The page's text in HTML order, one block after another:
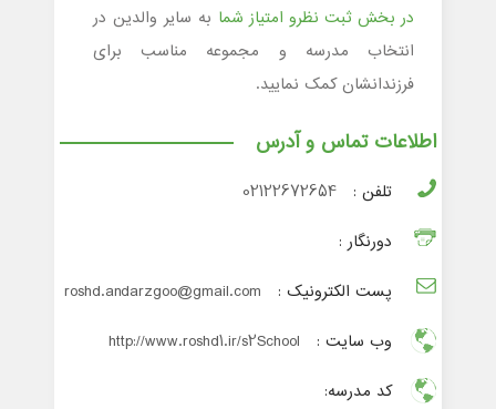
در بخش ثبت نظرو امتیاز شما به سایر والدین در
انتخاب مدرسه و مجموعه مناسب برای
فرزندانشان کمک نمایید.
اطلاعات تماس و آدرس
تلفن :
02122672654
دورنگار :
پست الکترونیک :
roshd.andarzgoo@gmail.com
وب سایت :
http://www.roshd1.ir/s2School
کد مدرسه: